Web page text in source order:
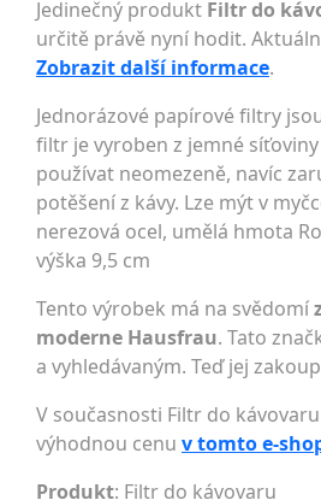
Jedinečný produkt Filtr do
určitě právě nyní hodit.
Zobrazit další informace.
Jednorázové papírové filtry
filtr je vyroben z jemné
používat neomezeně, navíc
potěšení z kávy. Lze mýt v
nerezová ocel, umělá hmota
výška 9,5 cm
Tento výrobek má na svědomí
moderne Hausfrau. Tato
a vyhledávaným. Teď jej
V současnosti Filtr do
výhodnou cenu v tomto e-
Produkt: Filtr do kávovaru